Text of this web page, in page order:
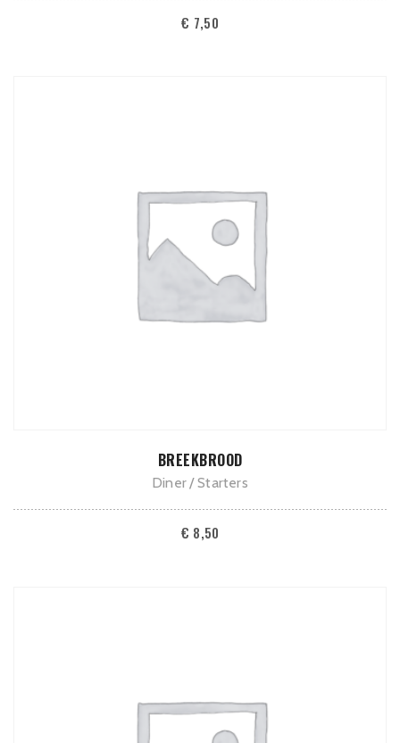
€ 7,50
TOEVOEGEN AAN WINKELWAGEN
BREEKBROOD
Diner Starters
€ 8,50